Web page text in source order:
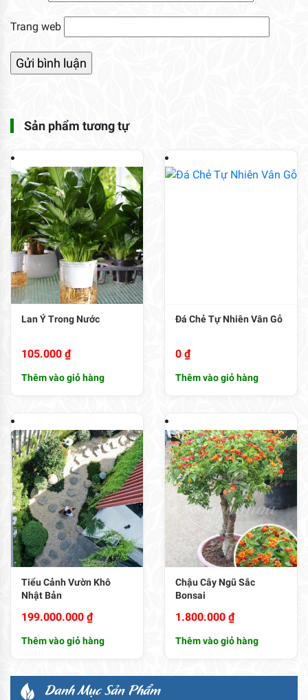
Trang web
Sản phẩm tương tự
Lan Ý Trong Nước
105.000 ₫
Thêm vào giỏ hàng
Đá Chẻ Tự Nhiên Vân Gỗ
0 ₫
Thêm vào giỏ hàng
Tiểu Cảnh Vườn Khô
Nhật Bản
199.000.000 ₫
Thêm vào giỏ hàng
Chậu Cây Ngũ Sắc
Bonsai
1.800.000 ₫
Thêm vào giỏ hàng
Danh Mục Sản Phẩm